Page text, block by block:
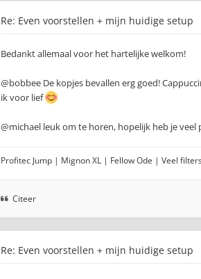
Re: Even voorstellen + mijn huidige setup
Bedankt allemaal voor het hartelijke welkom!
@bobbee De kopjes bevallen erg goed!
ik voor lief
@michael leuk om te horen, hopelijk heb je veel
Profitec Jump | Mignon XL | Fellow Ode | Veel
Citeer
Re: Even voorstellen + mijn huidige setup